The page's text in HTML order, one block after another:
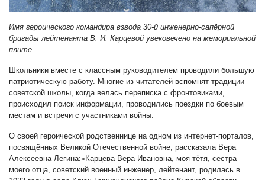
Имя героического командира взвода 30-й инженерно-сапёрной
бригады лейтенанта В. И. Карцевой увековечено на мемориальной
плите
Школьники вместе с классным руководителем проводили большую
патриотическую работу. Многие из читателей вспомнят традиции
советской школы, когда велась переписка с фронтовиками,
происходил поиск информации, проводились поездки по боевым
местам и встречи с участниками войны.
О своей героической родственнице на одном из интернет-порталов,
посвящённых Великой Отечественной войне, рассказала Вера
Алексеевна Легина:«Карцева Вера Ивановна, моя тётя, сестра
моего отца, советский военный инженер, лейтенант, родилась в